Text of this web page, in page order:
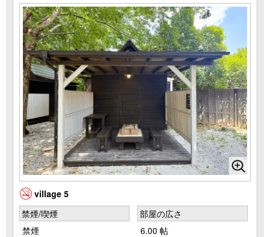
village 5
禁煙/喫煙
禁煙
部屋の広さ
6.00 帖